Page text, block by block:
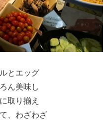
とエッグ
ん美味し
取り揃え
、わざわざ